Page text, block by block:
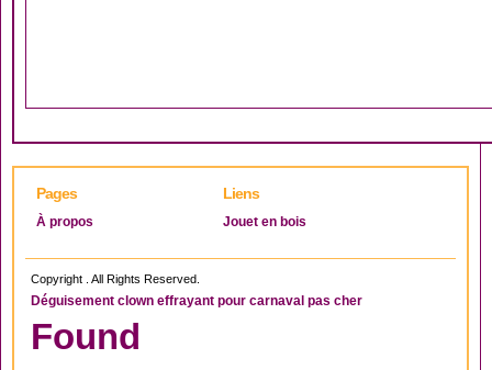
Pages
À propos
Liens
Jouet en bois
Copyright . All Rights Reserved.
Déguisement clown effrayant pour carnaval pas cher
Found